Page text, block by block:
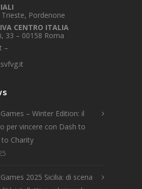
Pordenone
CENTRO ITALIA
33 – 00158 Roma
–
– Winter Edition: il
per vincere con Dash to
Charity
2025 Sicilia: di scena